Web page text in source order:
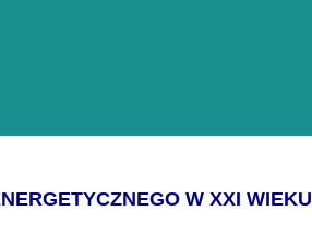
W XXI WIEKU